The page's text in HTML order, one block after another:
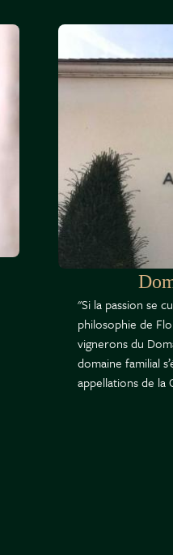
"Si la passion se
philosophie de
vignerons du
domaine familial
appellations de la